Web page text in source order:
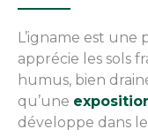
L’igname est une
apprécie les sols
humus, bien
qu’une
développe dans